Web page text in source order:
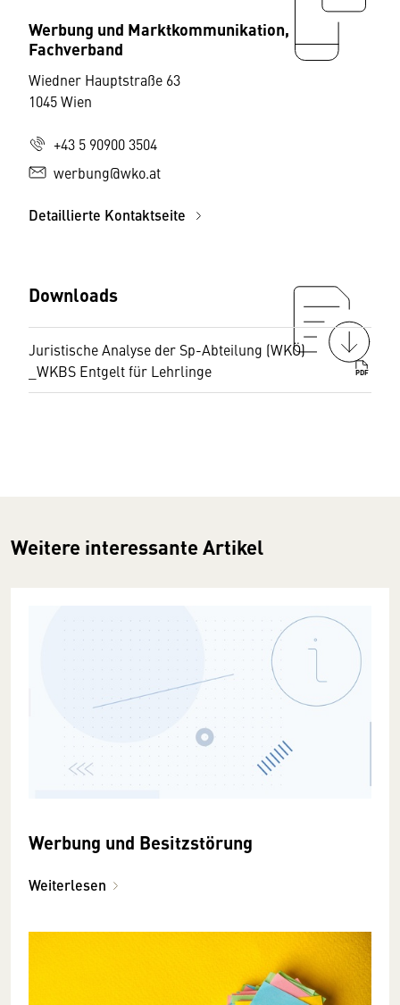
Werbung und Marktkommunikation,
Fachverband
Wiedner Hauptstraße 63
1045 Wien
+43 5 90900 3504
werbung@wko.at
Detaillierte Kontaktseite
Downloads
Juristische Analyse der Sp-Abteilung (WKÖ)
_WKBS Entgelt für Lehrlinge
PDF
Weitere interessante Artikel
Werbung und Besitzstörung
Weiterlesen